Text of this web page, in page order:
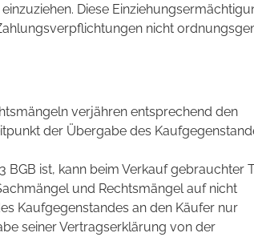
Diese
nicht
verjähren entsprechend den
der Übergabe des
BGB ist, kann beim Verkauf gebrauchter
und Rechtsmängel auf nicht
Kaufgegenstandes an den Käufer nur
seiner Vertragserklärung von der